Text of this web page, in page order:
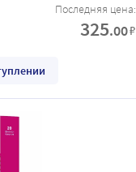
Последняя цена:
325.00₽